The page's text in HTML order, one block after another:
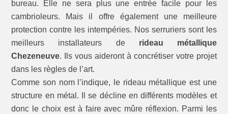
bureau. Elle ne sera plus une entrée facile pour les
cambrioleurs. Mais il offre également une meilleure
protection contre les intempéries. Nos serruriers sont les
meilleurs installateurs de rideau métallique
Chezeneuve. Ils vous aideront à concrétiser votre projet
dans les règles de l’art.
Comme son nom l’indique, le rideau métallique est une
structure en métal. Il se décline en différents modèles et
donc le choix est à faire avec mûre réflexion. Parmi les